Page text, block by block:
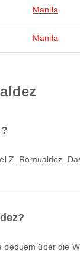
Manila
Manila